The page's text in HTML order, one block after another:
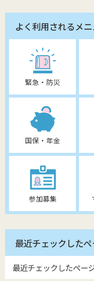
よく利用されるメ
緊急・防災
国保・年金
参加募集
最近チェックした
最近チェックしたペー